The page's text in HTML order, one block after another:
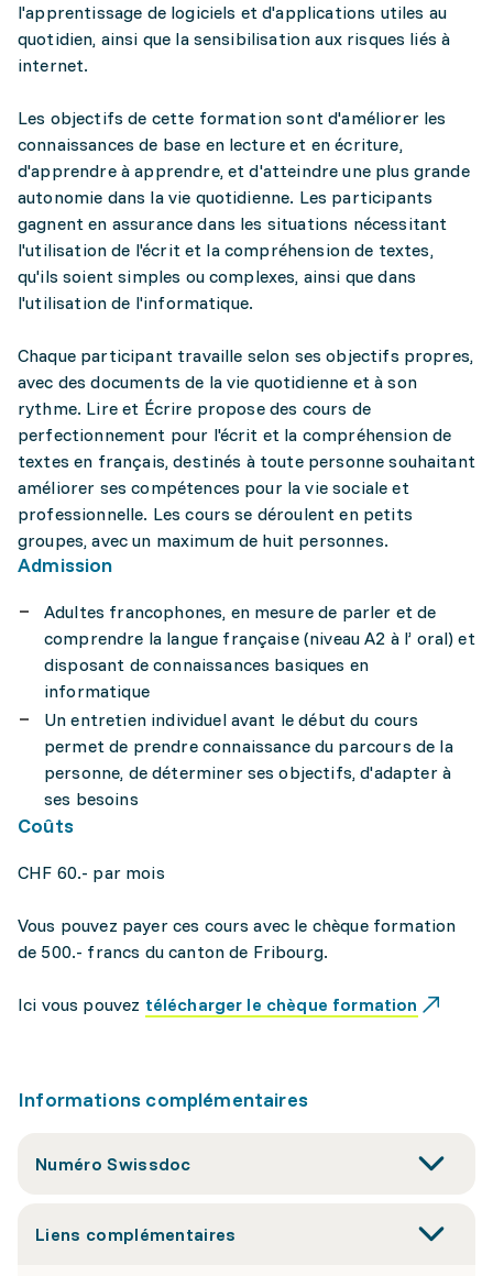
l'apprentissage de logiciels et d'applications utiles au
quotidien, ainsi que la sensibilisation aux risques liés à
internet.
Les objectifs de cette formation sont d'améliorer les
connaissances de base en lecture et en écriture,
d'apprendre à apprendre, et d'atteindre une plus grande
autonomie dans la vie quotidienne. Les participants
gagnent en assurance dans les situations nécessitant
l'utilisation de l'écrit et la compréhension de textes,
qu'ils soient simples ou complexes, ainsi que dans
l'utilisation de l'informatique.
Chaque participant travaille selon ses objectifs propres,
avec des documents de la vie quotidienne et à son
rythme. Lire et Écrire propose des cours de
perfectionnement pour l'écrit et la compréhension de
textes en français, destinés à toute personne souhaitant
améliorer ses compétences pour la vie sociale et
professionnelle. Les cours se déroulent en petits
groupes, avec un maximum de huit personnes.
Admission
Adultes francophones, en mesure de parler et de
comprendre la langue française (niveau A2 à l’ oral) et
disposant de connaissances basiques en
informatique
Un entretien individuel avant le début du cours
permet de prendre connaissance du parcours de la
personne, de déterminer ses objectifs, d'adapter à
ses besoins
Coûts
CHF 60.- par mois
Vous pouvez payer ces cours avec le chèque formation
de 500.- francs du canton de Fribourg.
Ici vous pouvez télécharger le chèque formation
Informations complémentaires
Numéro Swissdoc
Liens complémentaires